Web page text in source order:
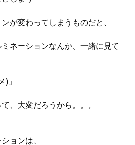
が変わってしまうものだと、
ミネーションなんか、一緒に見て
)」
、大変だろうから。。。
ョンは、